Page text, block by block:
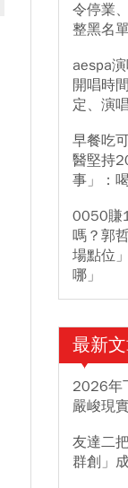
令停業
整黑名
aespa
開唱時
定、演
早餐吃
醫堅持
事」：
0050賺
嗎？郭
場點位
哪」
最新
2026年
嚴峻現
友達二
群創」